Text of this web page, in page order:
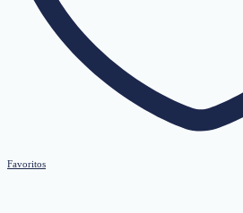
Favoritos